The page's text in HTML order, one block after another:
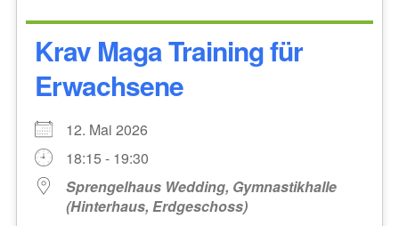
Krav Maga Training für
Erwachsene
12. Mai 2026
18:15 - 19:30
Sprengelhaus Wedding, Gymnastikhalle
(Hinterhaus, Erdgeschoss)